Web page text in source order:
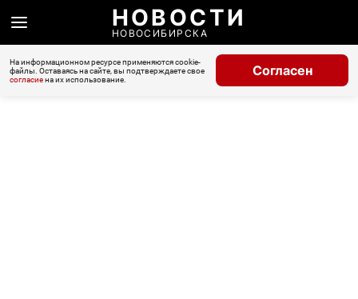
НОВОСТИ
НОВОСИБИРСКА
На информационном ресурсе применяются cookie-
файлы. Оставаясь на сайте, вы подтверждаете свое
согласиена их использование.
Согласен